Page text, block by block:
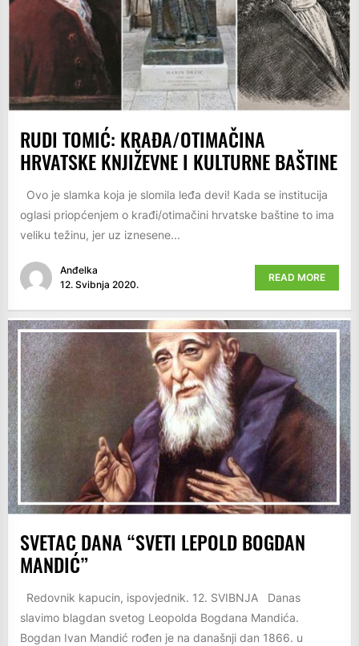
RUDI TOMIĆ: KRAĐA/OTIMAČINA
HRVATSKE KNJIŽEVNE I KULTURNE BAŠTINE
Ovo je slamka koja je slomila leđa devi! Kada se institucija
oglasi priopćenjem o krađi/otimačini hrvatske baštine to ima
veliku težinu, jer uz iznesene...
Anđelka
12. Svibnja 2020.
READ MORE
SVETAC DANA “SVETI LEPOLD BOGDAN
MANDIĆ”
Redovnik kapucin, ispovjednik. 12. SVIBNJA Danas
slavimo blagdan svetog Leopolda Bogdana Mandića.
Bogdan Ivan Mandić rođen je na današnji dan 1866. u